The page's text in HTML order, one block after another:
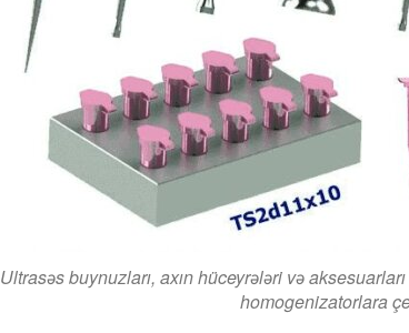
Ultrasəs buynuzları, axın hüceyrələri və
homogenizatorlara